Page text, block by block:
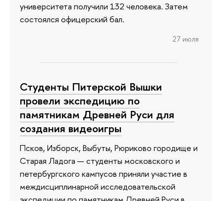
университета получили 132 человека. Затем
состоялся офицерский бал.
27 июля
Студенты Питерской Вышки
провели экспедицию по
памятникам Древней Руси для
создания видеоигры
Псков, Изборск, Выбуты, Рюриково городище и
Старая Ладога — студенты московского и
петербургского кампусов приняли участие в
междисциплинарной исследовательской